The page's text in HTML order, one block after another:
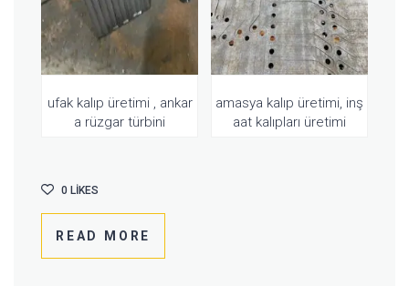
ufak kalıp üretimi , ankar
a rüzgar türbini
amasya kalıp üretimi, inş
aat kalıpları üretimi
READ MORE
0 LIKES